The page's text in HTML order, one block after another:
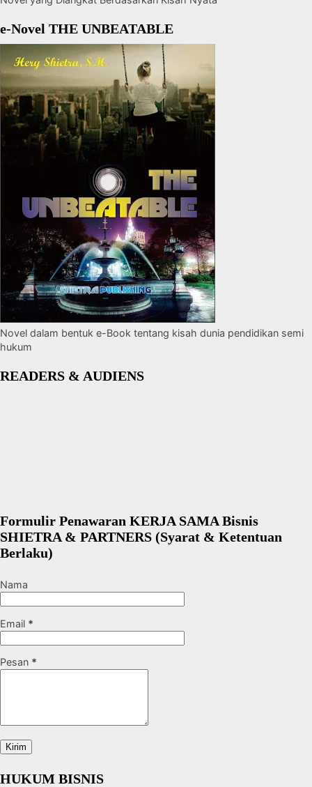
e-Novel THE UNBEATABLE
Novel dalam bentuk e-Book tentang kisah dunia pendidikan semi
hukum
READERS & AUDIENS
Formulir Penawaran KERJA SAMA Bisnis
SHIETRA & PARTNERS (Syarat & Ketentuan
Berlaku)
Nama
Email *
Pesan *
HUKUM BISNIS